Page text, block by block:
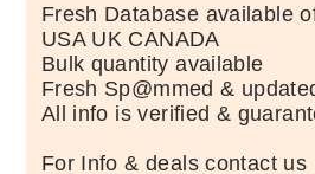
Fresh Database available
USA UK CANADA
Bulk quantity available
Fresh Sp@mmed &
All info is verified &
For Info & deals contact us